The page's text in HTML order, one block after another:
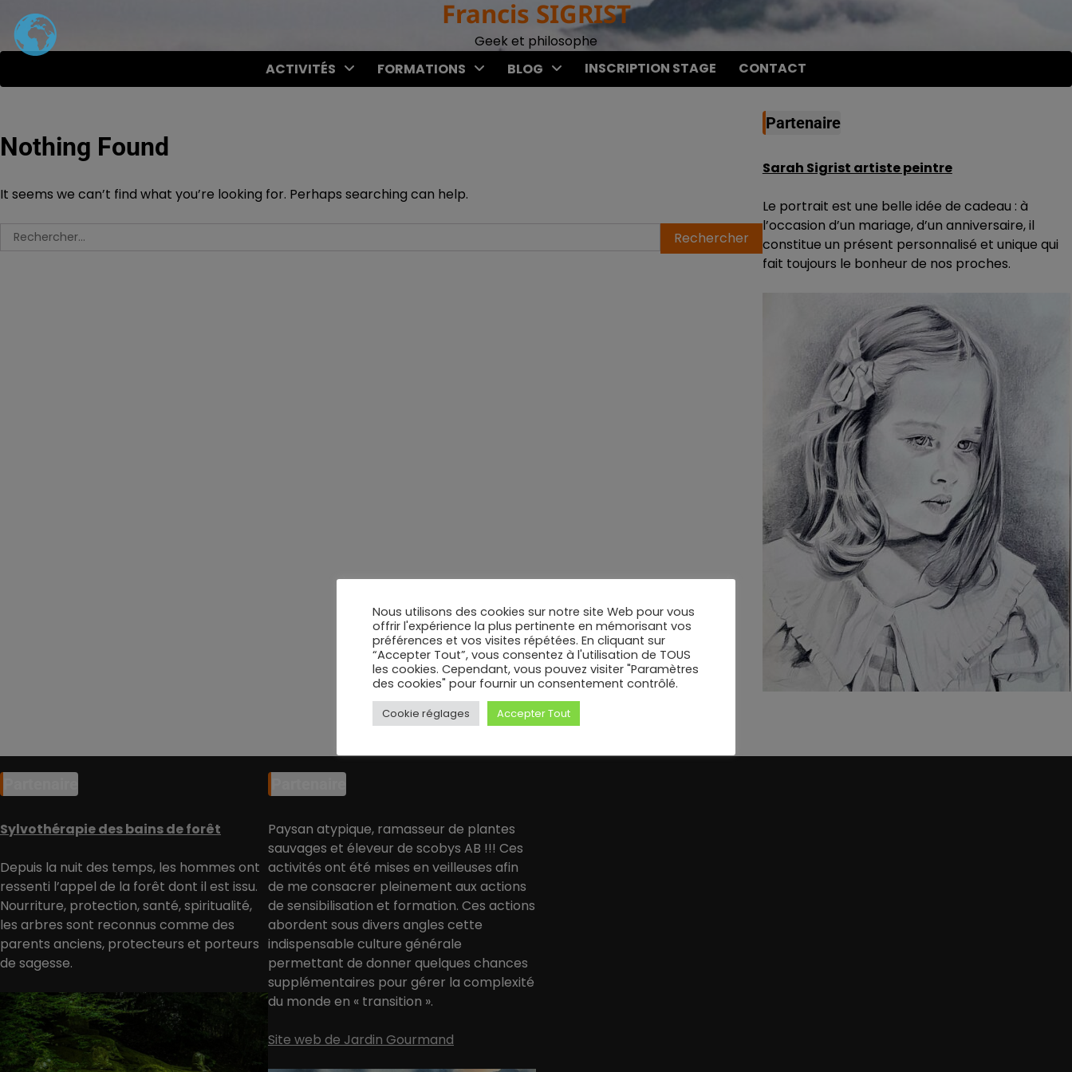
content
Francis SIGRIST
Geek et philosophe
ACTIVITÉS
FORMATIONS BLOG INSCRIPTION STAGE CONTACT
Nothing Found
It seems we can’t find what you’re looking for. Perhaps searching can help.
Rechercher :
Partenaire
Sarah Sigrist artiste peintre
Le portrait est une belle idée de cadeau : à
l’occasion d’un mariage, d’un anniversaire, il
constitue un présent personnalisé et unique qui
fait toujours le bonheur de nos proches.
Sylvothérapie des bains de forêt
Depuis la nuit des temps, les hommes ont
ressenti l’appel de la forêt dont il est issu.
Nourriture, protection, santé, spiritualité,
les arbres sont reconnus comme des
parents anciens, protecteurs et porteurs
de sagesse.
Paysan atypique, ramasseur de plantes
sauvages et éleveur de scobys AB !!! Ces
activités ont été mises en veilleuses afin
de me consacrer pleinement aux actions
de sensibilisation et formation. Ces actions
abordent sous divers angles cette
indispensable culture générale
permettant de donner quelques chances
supplémentaires pour gérer la complexité
du monde en « transition ».
Site web de Jardin Gourmand
Nous utilisons des cookies sur notre site Web pour vous
offrir l'expérience la plus pertinente en mémorisant vos
préférences et vos visites répétées. En cliquant sur
“Accepter Tout”, vous consentez à l'utilisation de TOUS
les cookies. Cependant, vous pouvez visiter "Paramètres
des cookies" pour fournir un consentement contrôlé.
Cookie réglages Accepter Tout